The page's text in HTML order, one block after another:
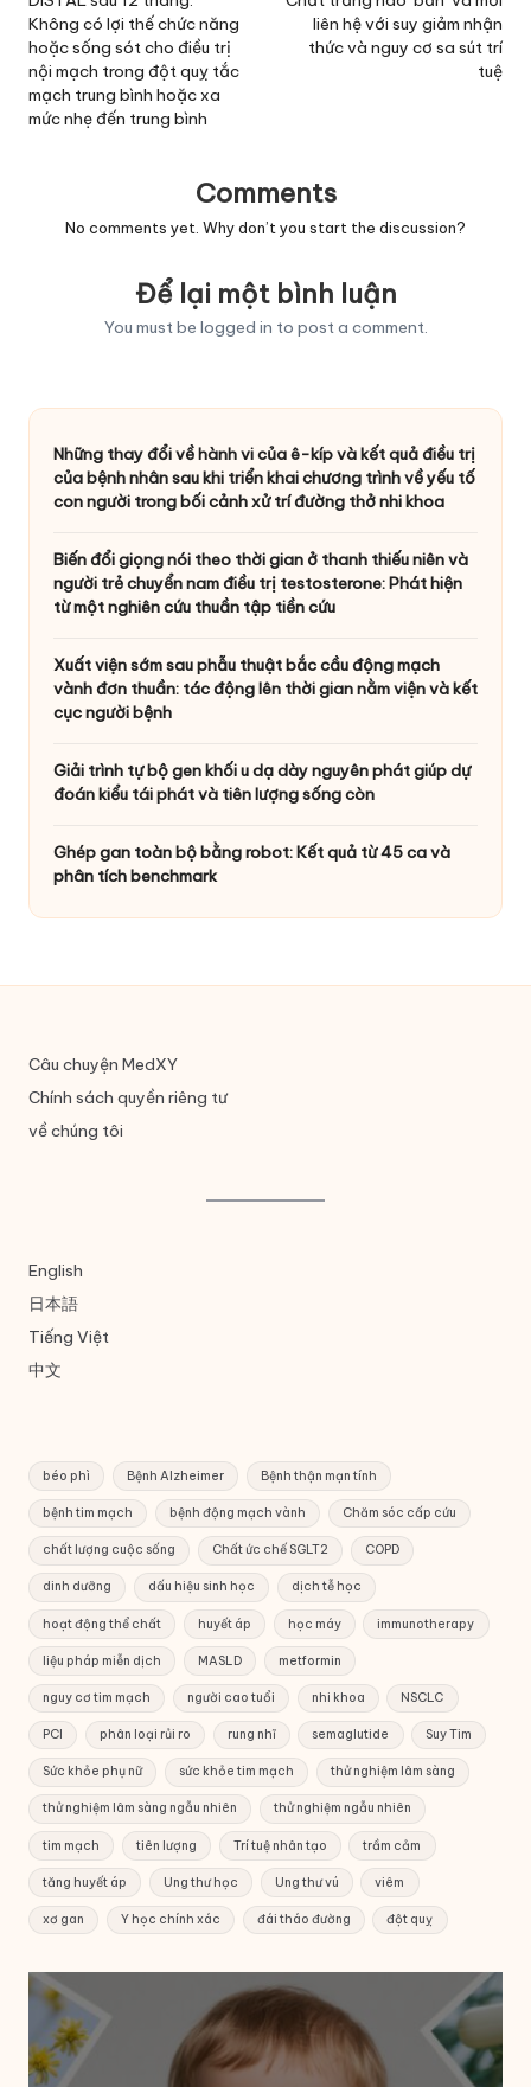
Không có lợi thế chức năng
hoặc sống sót cho điều trị
nội mạch trong đột quỵ tắc
mạch trung bình hoặc xa
mức nhẹ đến trung bình
liên hệ với suy giảm nhận
thức và nguy cơ sa sút trí
tuệ
Comments
No comments yet. Why don’t you start the discussion?
Để lại một bình luận
You must be logged in to post a comment.
Những thay đổi về hành vi của ê-kíp và kết quả điều trị
của bệnh nhân sau khi triển khai chương trình về yếu tố
con người trong bối cảnh xử trí đường thở nhi khoa
Biến đổi giọng nói theo thời gian ở thanh thiếu niên và
người trẻ chuyển nam điều trị testosterone: Phát hiện
từ một nghiên cứu thuần tập tiền cứu
Xuất viện sớm sau phẫu thuật bắc cầu động mạch
vành đơn thuần: tác động lên thời gian nằm viện và kết
cục người bệnh
Giải trình tự bộ gen khối u dạ dày nguyên phát giúp dự
đoán kiểu tái phát và tiên lượng sống còn
Ghép gan toàn bộ bằng robot: Kết quả từ 45 ca và
phân tích benchmark
Câu chuyện MedXY
Chính sách quyền riêng tư
về chúng tôi
English
日本語
Tiếng Việt
中文
béo phì Bệnh Alzheimer Bệnh thận mạn tính
bệnh tim mạch bệnh động mạch vành Chăm sóc cấp cứu
chất lượng cuộc sống Chất ức chế SGLT2 COPD
dinh dưỡng dấu hiệu sinh học dịch tễ học
hoạt động thể chất huyết áp học máy immunotherapy
liệu pháp miễn dịch MASLD metformin
nguy cơ tim mạch người cao tuổi nhi khoa NSCLC
PCI phân loại rủi ro rung nhĩ semaglutide Suy Tim
Sức khỏe phụ nữ sức khỏe tim mạch thử nghiệm lâm sàng
thử nghiệm lâm sàng ngẫu nhiên thử nghiệm ngẫu nhiên
tim mạch tiên lượng Trí tuệ nhân tạo trầm cảm
tăng huyết áp Ung thư học Ung thư vú viêm
xơ gan Y học chính xác đái tháo đường đột quỵ